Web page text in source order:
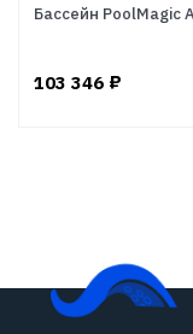
Бассейн PoolMagic
103 346 ₽